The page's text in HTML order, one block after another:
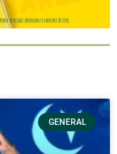
GENERAL